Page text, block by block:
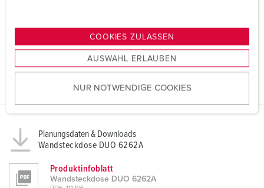
s
u
w
h
l
COOKIES ZULASSEN
AUSWAHL ERLAUBEN
NUR NOTWENDIGE COOKIES
Planungsdaten & Downloads
Wandsteckdose DUO 6262A
Produktinfoblatt
Wandsteckdose DUO 6262A